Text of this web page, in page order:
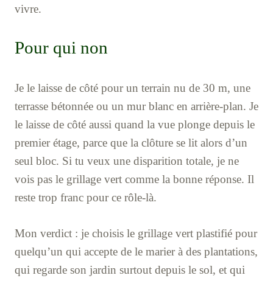
vivre.
Pour qui non
Je le laisse de côté pour un terrain nu de 30 m, une
terrasse bétonnée ou un mur blanc en arrière-plan. Je
le laisse de côté aussi quand la vue plonge depuis le
premier étage, parce que la clôture se lit alors d’un
seul bloc. Si tu veux une disparition totale, je ne
vois pas le grillage vert comme la bonne réponse. Il
reste trop franc pour ce rôle-là.
Mon verdict : je choisis le grillage vert plastifié pour
quelqu’un qui accepte de le marier à des plantations,
qui regarde son jardin surtout depuis le sol, et qui